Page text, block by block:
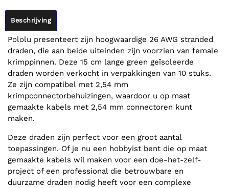
Beschrijving
Pololu presenteert zijn hoogwaardige 26 AWG stranded
draden, die aan beide uiteinden zijn voorzien van female
krimppinnen. Deze 15 cm lange green geïsoleerde
draden worden verkocht in verpakkingen van 10 stuks.
Ze zijn compatibel met 2,54 mm
krimpconnectorbehuizingen, waardoor u op maat
gemaakte kabels met 2,54 mm connectoren kunt
maken.
Deze draden zijn perfect voor een groot aantal
toepassingen. Of je nu een hobbyist bent die op maat
gemaakte kabels wil maken voor een doe-het-zelf-
project of een professional die betrouwbare en
duurzame draden nodig heeft voor een complexe